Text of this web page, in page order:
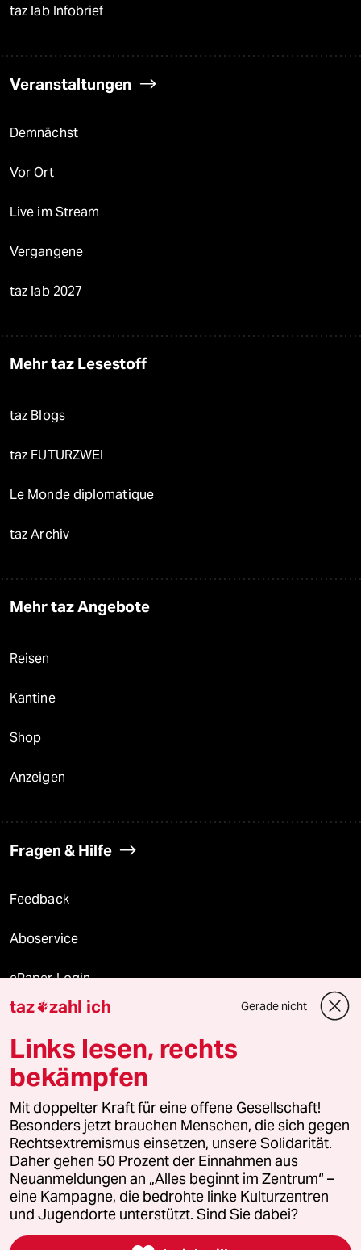
taz lab Infobrief
Veranstaltungen
Demnächst
Vor Ort
Live im Stream
Vergangene
taz lab 2027
Mehr taz Lesestoff
taz Blogs
taz FUTURZWEI
Le Monde diplomatique
taz Archiv
Mehr taz Angebote
Reisen
Kantine
Shop
Anzeigen
Fragen & Hilfe
Feedback
Aboservice
ePaper Login
Downloads für Abonnierende
© 2026 taz Verlags und Vertriebs GmbH
Alle Rechte vorbehalten. Bei rechtlichen Fragen oder für Genehmigungen
wenden Sie sich bitte an lizenzen@taz.de
Feedback Redaktionsstatut Kommune-Richtlinien
Leitlinie Informant Datenschutz Impressum AGB
taz zahl ich Gerade nicht
Links lesen, rechts
bekämpfen
Mit doppelter Kraft für eine offene Gesellschaft!
Besonders jetzt brauchen Menschen, die sich gegen
Rechtsextremismus einsetzen, unsere Solidarität.
Daher gehen 50 Prozent der Einnahmen aus
Neuanmeldungen an „Alles beginnt im Zentrum“ –
eine Kampagne, die bedrohte linke Kulturzentren
und Jugendorte unterstützt. Sind Sie dabei?